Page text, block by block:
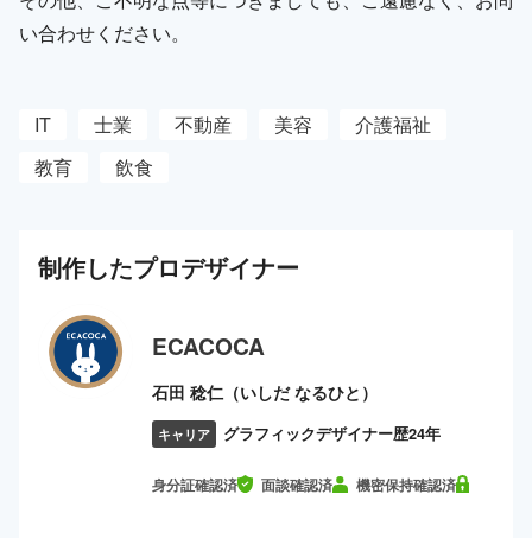
い合わせください。
IT 士業 不動産 美容
介護福祉
教育
飲食
制作したプロデザイナー
ECACOCA
石田 稔仁（いしだ なるひと）
キャリア グラフィックデザイナー歴24年
身分証確認済 面談確認済 機密保持確認済